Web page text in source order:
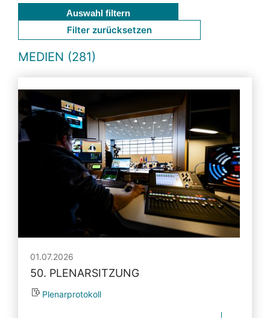
Auswahl filtern
Filter zurücksetzen
MEDIEN (281)
01.07.2026
50. PLENARSITZUNG
Plenarprotokoll